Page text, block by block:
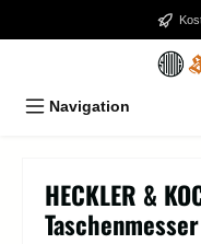
Zum Hauptinhalt springen
Navigation
HECKLER &
Taschenmesser